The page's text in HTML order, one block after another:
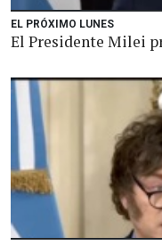
EL PRÓXIMO LUNES
El Presidente Milei